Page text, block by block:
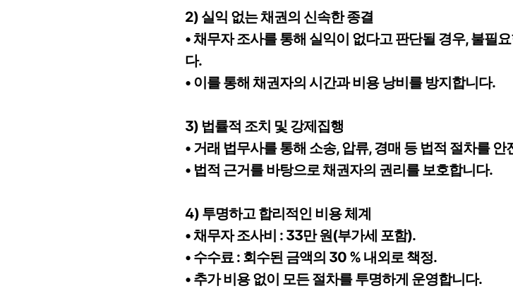
2) 실익 없는 채권의 신속한 종결
• 채무자 조사를 통해 실익이 없다고 판단될 경우, 불필
다.
• 이를 통해 채권자의 시간과 비용 낭비를 방지합니다.
3) 법률적 조치 및 강제집행
• 거래 법무사를 통해 소송, 압류, 경매 등 법적 절차를
• 법적 근거를 바탕으로 채권자의 권리를 보호합니다.
4) 투명하고 합리적인 비용 체계
• 채무자 조사비 : 33만 원(부가세 포함).
• 수수료 : 회수된 금액의 30 % 내외로 책정.
• 추가 비용 없이 모든 절차를 투명하게 운영합니다.